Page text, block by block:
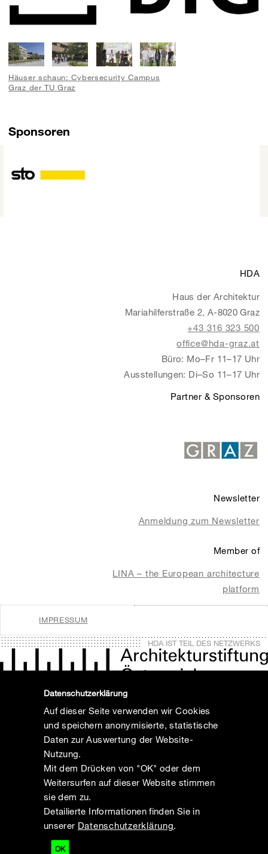
Häuser schaun: Cybersecurity Campus
Graz der TU Graz
Sponsoren
HDA
Haus der Architektur
Mariahilferstraße 2, A-8020 Graz
+43 316 323 500
office@hda-graz.at
Büro: Mo–Fr 11–17 Uhr
Ausstellungen: Di–So 11–17 Uhr
Partner & Sponsoren
Newsletter
Anmeldung zum Newsletter
Member of
LINA – the European architecture
platform
IMPRESSUM
HDA IST TEIL DES NETZWERKS
Datenschutzerklärung
Auf dieser Seite verwenden wir Cookies
und speichern anonymisierte, statistische
Daten zur Auswertung der Website-
Nutzung.
Mit dem Drücken von "OK" oder dem
Weitersurfen auf dieser Website stimmen
sie dem zu.
Detailierte Informationen finden Sie in
unserer Datenschutzerklärung.
OK